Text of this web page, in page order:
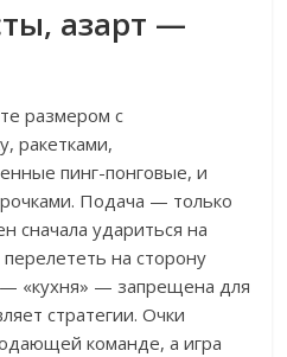
азарт —
размером с
ракетками,
пинг-понговые, и
Подача — только
сначала удариться на
на сторону
— «кухня» — запрещена для
стратегии. Очки
команде, а игра